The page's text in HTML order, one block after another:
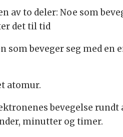
av to deler: Noe som
det til tid
som beveger seg med
atomur.
bevegelse
minutter og timer.